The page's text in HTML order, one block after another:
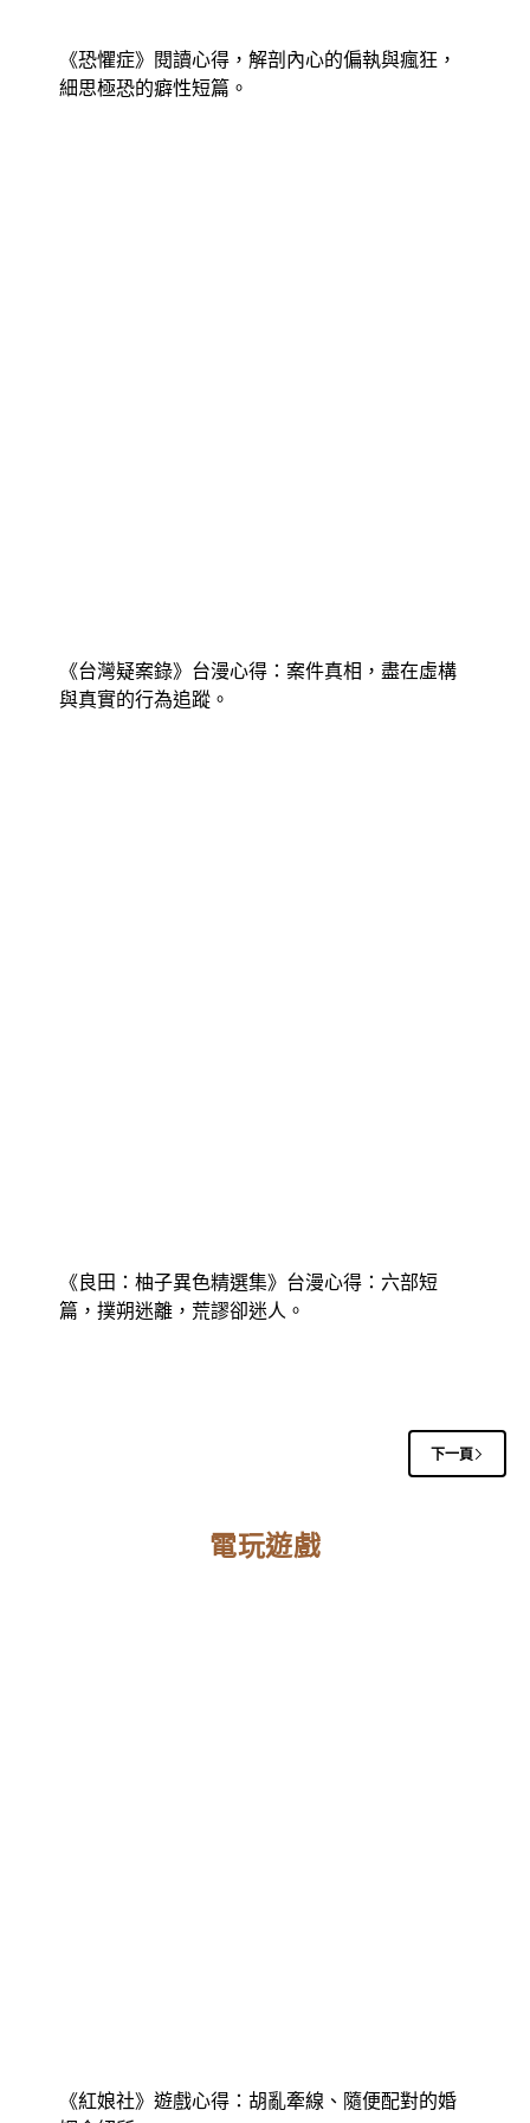
《恐懼症》閱讀心得，解剖內心的偏執與瘋狂，
細思極恐的癖性短篇。
《台灣疑案錄》台漫心得：案件真相，盡在虛構
與真實的行為追蹤。
《良田：柚子異色精選集》台漫心得：六部短
篇，撲朔迷離，荒謬卻迷人。
下一頁
電玩遊戲
《紅娘社》遊戲心得：胡亂牽線、隨便配對的婚